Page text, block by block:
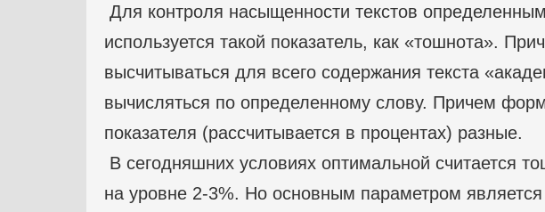
Для контроля насыщенности текстов
используется такой показатель, как «тошнота».
высчитываться для всего содержания текста
вычисляться по определенному слову. Причем
показателя (рассчитывается в процентах) разные.
В сегодняшних условиях оптимальной считается
на уровне 2-3%. Но основным параметром является